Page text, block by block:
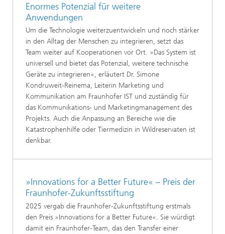
Enormes Potenzial für weitere
Anwendungen
Um die Technologie weiterzuentwickeln und noch stärker
in den Alltag der Menschen zu integrieren, setzt das
Team weiter auf Kooperationen vor Ort. »Das System ist
universell und bietet das Potenzial, weitere technische
Geräte zu integrieren«, erläutert Dr. Simone
Kondruweit-Reinema, Leiterin Marketing und
Kommunikation am Fraunhofer IST und zuständig für
das Kommunikations- und Marketingmanagement des
Projekts. Auch die Anpassung an Bereiche wie die
Katastrophenhilfe oder Tiermedizin in Wildreservaten ist
denkbar.
»Innovations for a Better Future« – Preis der
Fraunhofer-Zukunftsstiftung
2025 vergab die Fraunhofer-Zukunftsstiftung erstmals
den Preis »Innovations for a Better Future«. Sie würdigt
damit ein Fraunhofer-Team, das den Transfer einer